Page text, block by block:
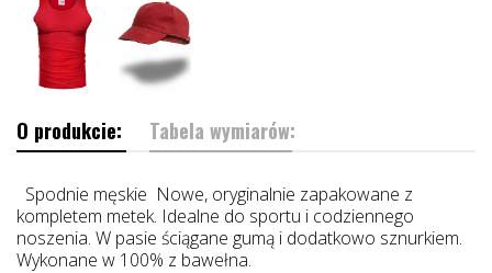
O produkcie: Tabela wymiarów:
Spodnie męskie Nowe, oryginalnie zapakowane z
kompletem metek. Idealne do sportu i codziennego
noszenia. W pasie ściągane gumą i dodatkowo sznurkiem.
Wykonane w 100% z bawełna.